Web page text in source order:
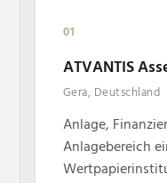
01
ATVANTIS
Gera, Deutschland
Anlage,
Anlagebereich